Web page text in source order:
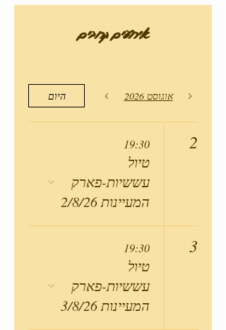
אירועים קרובים
אוגוסט 2026 היום
2
19:30
טיול
עששיות-פארק
המעיינות 2/8/26
3
19:30
טיול
עששיות-פארק
המעיינות 3/8/26